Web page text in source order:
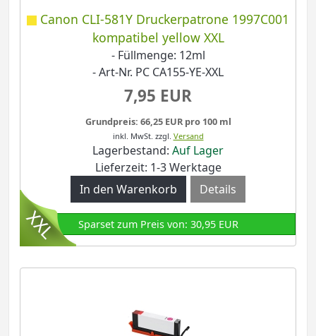
Canon CLI-581Y Druckerpatrone 1997C001
kompatibel yellow XXL
- Füllmenge: 12ml
- Art-Nr. PC CA155-YE-XXL
7,95 EUR
Grundpreis: 66,25 EUR pro 100 ml
inkl. MwSt. zzgl. Versand
Lagerbestand: Auf Lager
Lieferzeit: 1-3 Werktage
Details
Sparset zum Preis von: 30,95 EUR